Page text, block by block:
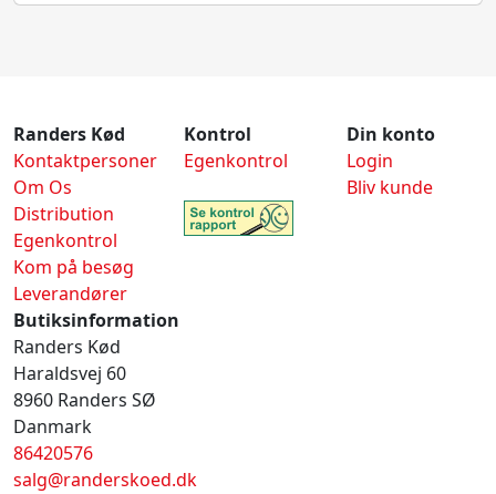
Randers Kød
Kontaktpersoner
Om Os
Distribution
Egenkontrol
Kom på besøg
Leverandører
Kontrol
Egenkontrol
Din konto
Login
Bliv kunde
Butiksinformation
Randers Kød
Haraldsvej 60
8960 Randers SØ
Danmark
86420576
salg@randerskoed.dk